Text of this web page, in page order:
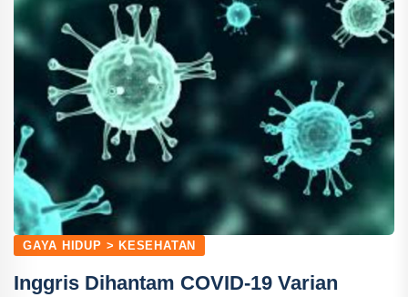
GAYA HIDUP > KESEHATAN
Inggris Dihantam COVID-19 Varian